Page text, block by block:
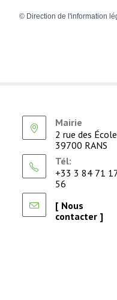
© Direction de l'information
Mairie
2 rue des
39700 RANS
Tél:
+33 3 84 71
56
[ Nous
contacter ]